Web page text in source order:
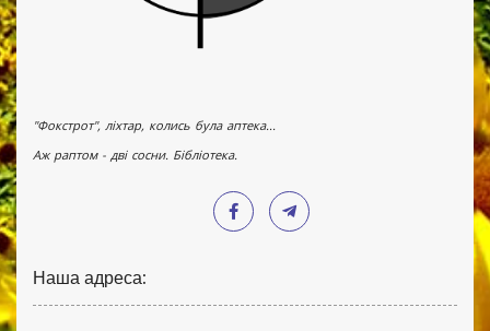
"Фокстрот", ліхтар, колись була аптека...
Аж раптом - дві сосни. Бібліотека.
Наша адреса: